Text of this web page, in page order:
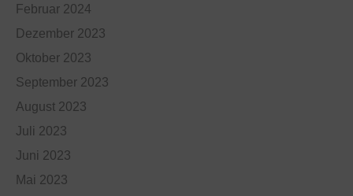
Februar 2024
Dezember 2023
Oktober 2023
September 2023
August 2023
Juli 2023
Juni 2023
Mai 2023